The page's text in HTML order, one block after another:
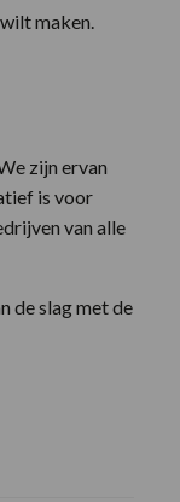
maken.
zijn ervan
is voor
van alle
de slag met de